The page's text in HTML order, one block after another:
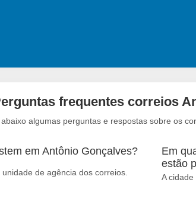
frequentes correios
algumas perguntas e respostas sobre os
em Antônio Gonçalves?
de agência dos correios.
Em
estão
A